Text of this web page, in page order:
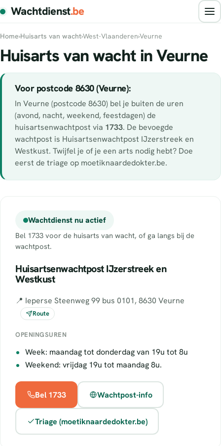
Wachtdienst.be
Home›Huisarts van wacht›West-Vlaanderen›Veurne
Huisarts van wacht in Veurne
Voor postcode 8630 (Veurne):
In Veurne (postcode 8630) bel je buiten de uren
(avond, nacht, weekend, feestdagen) de
huisartsenwachtpost via 1733. De bevoegde
wachtpost is Huisartsenwachtpost IJzerstreek en
Westkust. Twijfel je of je een arts nodig hebt? Doe
eerst de triage op moetiknaardedokter.be.
Wachtdienst nu actief
Bel 1733 voor de huisarts van wacht, of ga langs bij de
wachtpost.
Huisartsenwachtpost IJzerstreek en
Westkust
📍 Ieperse Steenweg 99 bus 0101, 8630 Veurne
Route
OPENINGSUREN
Week: maandag tot donderdag van 19u tot 8u
Weekend: vrijdag 19u tot maandag 8u.
Bel 1733 Wachtpost-info
Triage (moetiknaardedokter.be)